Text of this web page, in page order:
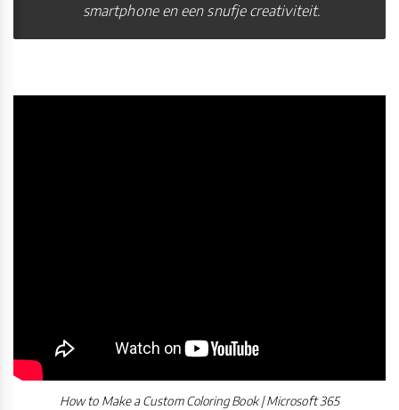
smartphone en een snufje creativiteit.
How to Make a Custom Coloring Book | Microsoft 365